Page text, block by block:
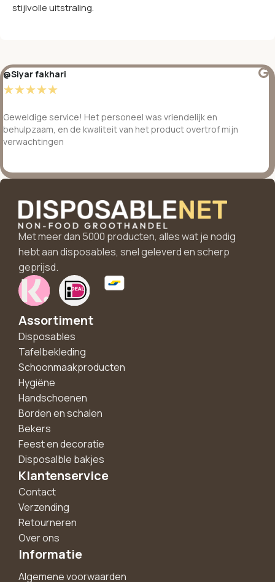
stijlvolle uitstraling.
@Siyar fakhari
☆☆☆☆☆
Geweldige service! Het personeel was vriendelijk en
behulpzaam, en de kwaliteit van het product overtrof mijn
verwachtingen
Met meer dan 5000 producten, alles wat je nodig
hebt aan disposables, snel geleverd en scherp
geprijsd.
Assortiment
Disposables
Tafelbekleding
Schoonmaakproducten
Hygiëne
Handschoenen
Borden en schalen
Bekers
Feest en decoratie
Disposalble bakjes
Klantenservice
Contact
Verzending
Retourneren
Over ons
Informatie
Algemene voorwaarden